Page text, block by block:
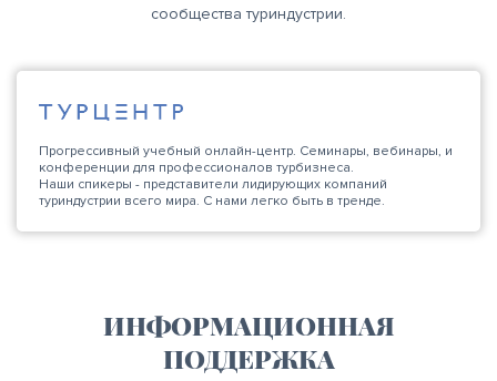
сообщества туриндустрии.
Прогрессивный учебный онлайн-центр. Семинары, вебинары, и
конференции для профессионалов турбизнеса.
Наши спикеры - представители лидирующих компаний
туриндустрии всего мира. С нами легко быть в тренде.
ИНФОРМАЦИОННАЯ
ПОДДЕРЖКА